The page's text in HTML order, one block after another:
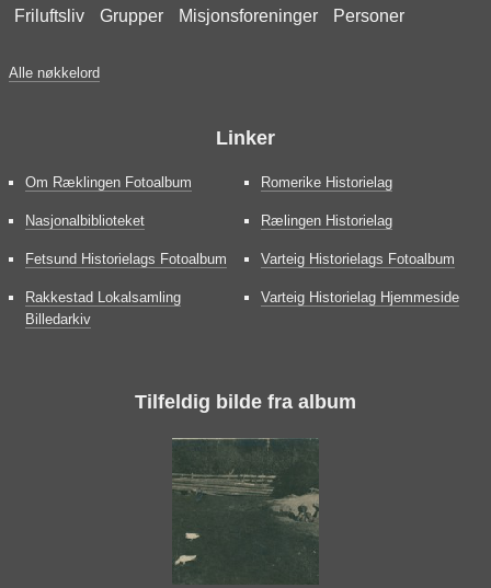
Friluftsliv Grupper Misjonsforeninger Personer
Alle nøkkelord
Linker
Om Ræklingen Fotoalbum
Nasjonalbiblioteket
Fetsund Historielags Fotoalbum
Rakkestad Lokalsamling
Billedarkiv
Romerike Historielag
Rælingen Historielag
Varteig Historielags Fotoalbum
Varteig Historielag Hjemmeside
Tilfeldig bilde fra album